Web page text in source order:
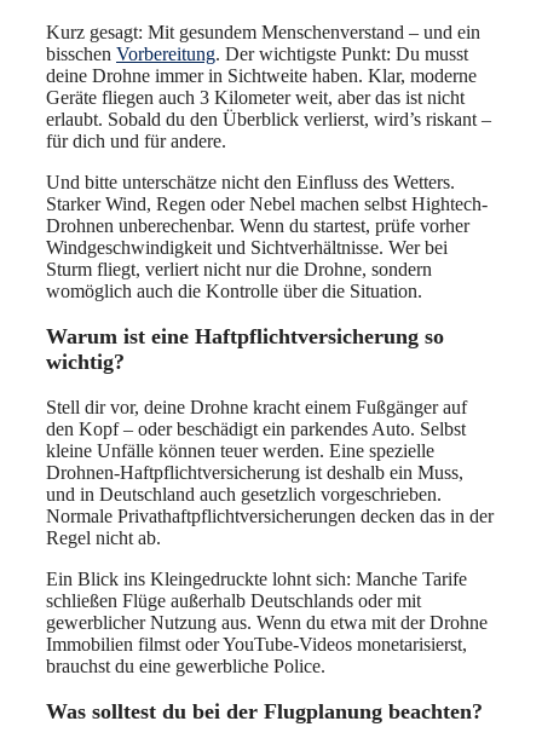
Kurz gesagt: Mit gesundem Menschenverstand – und ein
bisschen Vorbereitung. Der wichtigste Punkt: Du musst
deine Drohne immer in Sichtweite haben. Klar, moderne
Geräte fliegen auch 3 Kilometer weit, aber das ist nicht
erlaubt. Sobald du den Überblick verlierst, wird’s riskant –
für dich und für andere.
Und bitte unterschätze nicht den Einfluss des Wetters.
Starker Wind, Regen oder Nebel machen selbst Hightech-
Drohnen unberechenbar. Wenn du startest, prüfe vorher
Windgeschwindigkeit und Sichtverhältnisse. Wer bei
Sturm fliegt, verliert nicht nur die Drohne, sondern
womöglich auch die Kontrolle über die Situation.
Warum ist eine Haftpflichtversicherung so
wichtig?
Stell dir vor, deine Drohne kracht einem Fußgänger auf
den Kopf – oder beschädigt ein parkendes Auto. Selbst
kleine Unfälle können teuer werden. Eine spezielle
Drohnen-Haftpflichtversicherung ist deshalb ein Muss,
und in Deutschland auch gesetzlich vorgeschrieben.
Normale Privathaftpflichtversicherungen decken das in der
Regel nicht ab.
Ein Blick ins Kleingedruckte lohnt sich: Manche Tarife
schließen Flüge außerhalb Deutschlands oder mit
gewerblicher Nutzung aus. Wenn du etwa mit der Drohne
Immobilien filmst oder YouTube-Videos monetarisierst,
brauchst du eine gewerbliche Police.
Was solltest du bei der Flugplanung beachten?